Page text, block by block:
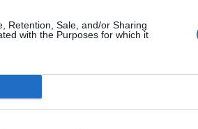
Retention, Sale, and/or Sharing
with the Purposes for which it